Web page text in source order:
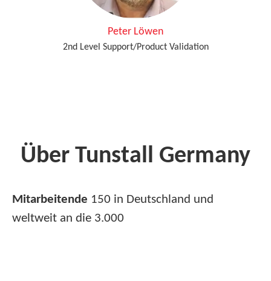
Peter Löwen
2nd Level Support/Product Validation
Über Tunstall Germany
Mitarbeitende 150 in Deutschland und
weltweit an die 3.000